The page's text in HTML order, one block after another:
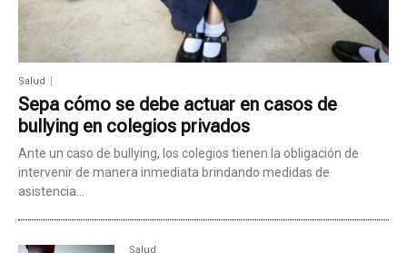
Salud
Sepa cómo se debe actuar en casos de
bullying en colegios privados
Ante un caso de bullying, los colegios tienen la obligación de
intervenir de manera inmediata brindando medidas de
asistencia...
Salud